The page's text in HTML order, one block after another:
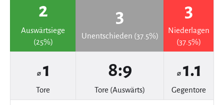
2
Auswärtsiege
(25%)
3
Unentschieden (37.5%)
3
Niederlagen
(37.5%)
⌀ 1
Tore
8:9
Tore (Auswärts)
⌀ 1.1
Gegentore